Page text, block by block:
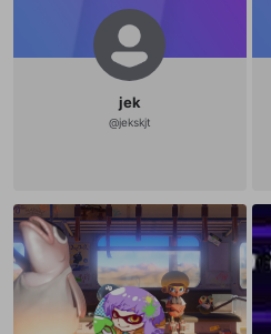
jek
@jekskjt